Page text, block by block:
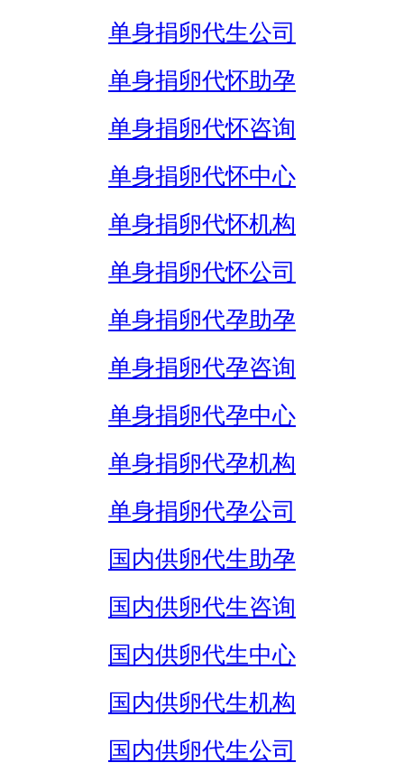
单身捐卵代生公司
单身捐卵代怀助孕
单身捐卵代怀咨询
单身捐卵代怀中心
单身捐卵代怀机构
单身捐卵代怀公司
单身捐卵代孕助孕
单身捐卵代孕咨询
单身捐卵代孕中心
单身捐卵代孕机构
单身捐卵代孕公司
国内供卵代生助孕
国内供卵代生咨询
国内供卵代生中心
国内供卵代生机构
国内供卵代生公司